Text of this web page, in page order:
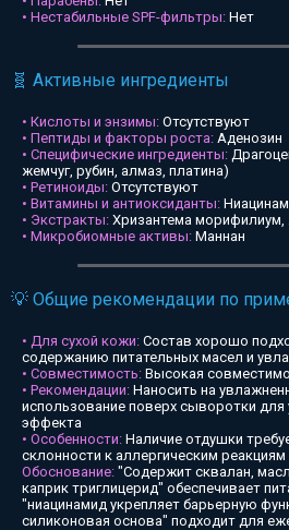
• Нестабильные SPF-фильтры: Нет
🧬 Активные ингредиенты
• Кислоты и энзимы: Отсутствуют
• Пептиды и факторы роста: Аденозин
• Специфические ингредиенты:
жемчуг, рубин, алмаз, платина)
• Ретиноиды: Отсутствуют
• Витамины и антиоксиданты:
• Экстракты: Хризантема
• Микробиомные активы: Маннан
💡 Общие рекомендации по
• Для сухой кожи: Состав хорошо
содержанию питательных масел и
• Совместимость: Высокая
• Рекомендации: Наносить на
использование поверх сыворотки
эффекта
• Особенности: Наличие отдушки
склонности к аллергическим реакциям
Обоснование: "Содержит сквалан,
каприк триглицерид" обеспечивает
"ниацинамид укрепляет барьерную
силиконовая основа" подходит для